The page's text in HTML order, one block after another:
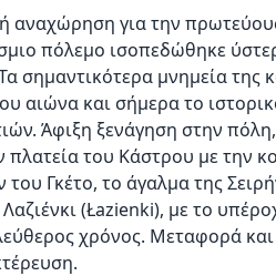
αναχώρηση για την
πόλεμο ισοπεδώθηκε
σημαντικότερα μνημεία
αιώνα και σήμερα το
Άφιξη ξενάγηση στην
πλατεία του Κάστρου με την
Γκέτο, το άγαλμα της
(Łazienki), με το
χρόνος. Μεταφορά